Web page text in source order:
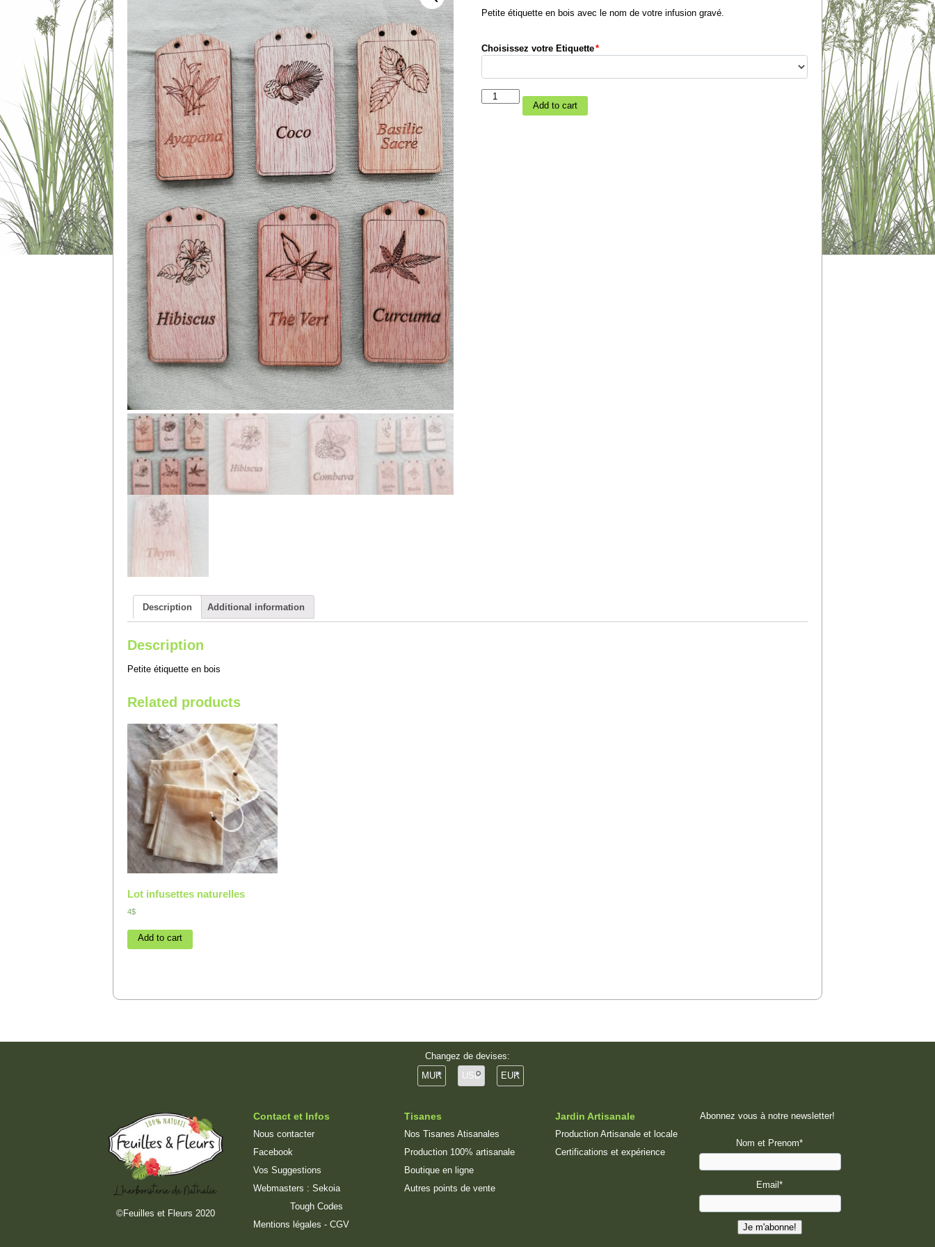
Petite étiquette en bois avec le nom de votre infusion gravé.
Choisissez votre Etiquette*
Etiquettes
Add to cart
Description Additional information
Description
Petite étiquette en bois
Related products
Lot infusettes naturelles
4$
Add to cart
Changez de devises:
MUR
USD EUR
©Feuilles et Fleurs 2020
Contact et Infos
Nous contacter
Facebook
Vos Suggestions
Webmasters : Sekoia
Tough Codes
Mentions légales - CGV
Tisanes
Nos Tisanes Atisanales
Production 100% artisanale
Boutique en ligne
Autres points de vente
Jardin Artisanale
Production Artisanale et locale
Certifications et expérience
Abonnez vous à notre newsletter!
Nom et Prenom*
Email*